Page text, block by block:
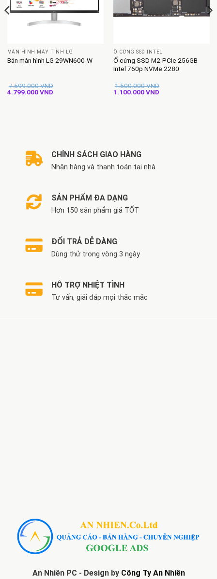
MÀN HÌNH MÁY TÍNH LG
Bán màn hình LG 29WN600-W
7.599.000VND
Giá
4.799.000VNDGiá
Ổ CỨNG SSD INTEL
Ổ cứng SSD M2-PCIe 256GB
Intel 760p NVMe 2280
1.500.000VND
Giá
1.100.000VNDGiá
CHÍNH SÁCH GIAO HÀNG
Nhận hàng và thanh toán tại nhà
SẢN PHẨM ĐA DẠNG
Hơn 150 sản phẩm giá TỐT
ĐỔI TRẢ DỄ DÀNG
Dùng thử trong vòng 3 ngày
HỖ TRỢ NHIỆT TÌNH
Tư vấn, giải đáp mọi thắc mắc
An Nhiên PC - Design by Công Ty An Nhiên